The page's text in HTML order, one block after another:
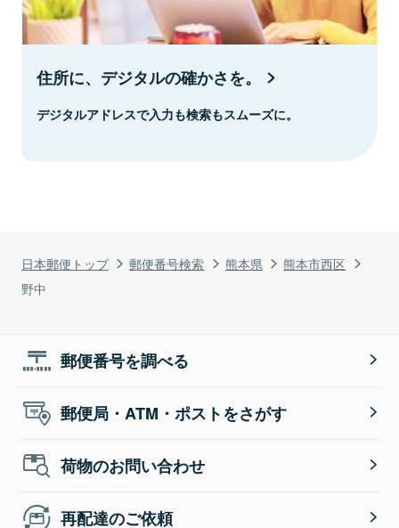
日本郵便トップ 郵便番号検索 熊本県
熊本市西区
野中
住所に、デジタルの確かさを。
デジタルアドレスで入力も検索もスムーズに。
郵便番号を調べる
郵便局・ATM・ポストをさがす
荷物のお問い合わせ
再配達のご依頼